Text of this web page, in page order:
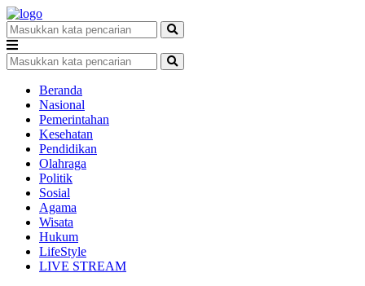
Beranda
Nasional
Pemerintahan
Kesehatan
Pendidikan
Olahraga
Politik
Sosial
Agama
Wisata
Hukum
LifeStyle
LIVE STREAM